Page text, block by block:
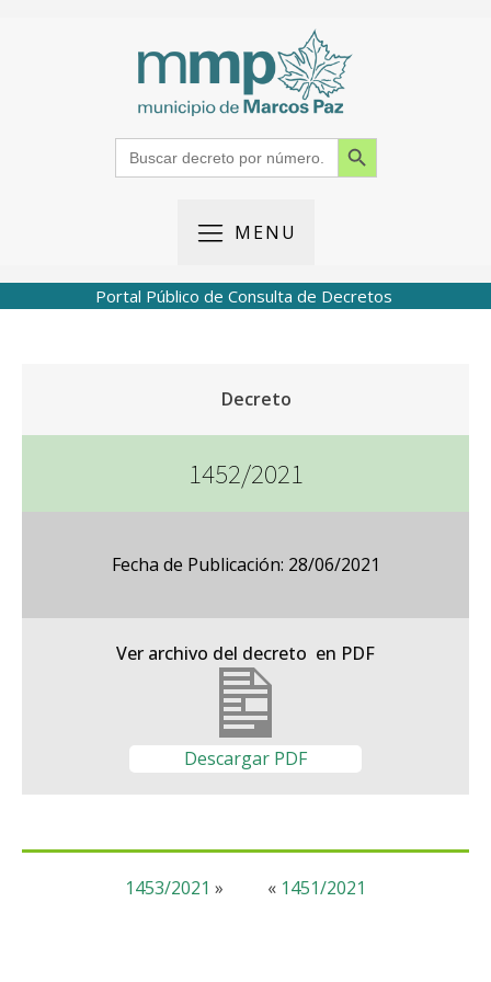
Search
for:
Search Button
MENU
Portal Público de Consulta de Decretos
Decreto
1452/2021
Fecha de Publicación: 28/06/2021
Ver archivo del decreto en PDF
Descargar PDF
« 1451/2021
1453/2021 »